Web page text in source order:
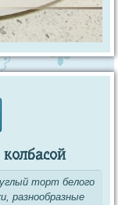
торт белого
разнообразные